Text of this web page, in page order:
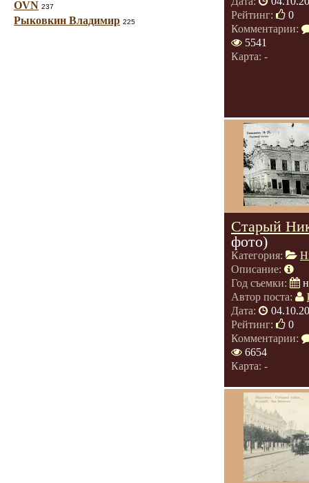
OVN 237
Рыковкин Владимир 225
Рейтинг:
0
Комментарии:
5541
Карта: -
Старый
фото)
Категория:
Описание:
Год съемки:
Автор поста:
Дата:
Рейтинг:
0
Комментарии:
6654
Карта: -